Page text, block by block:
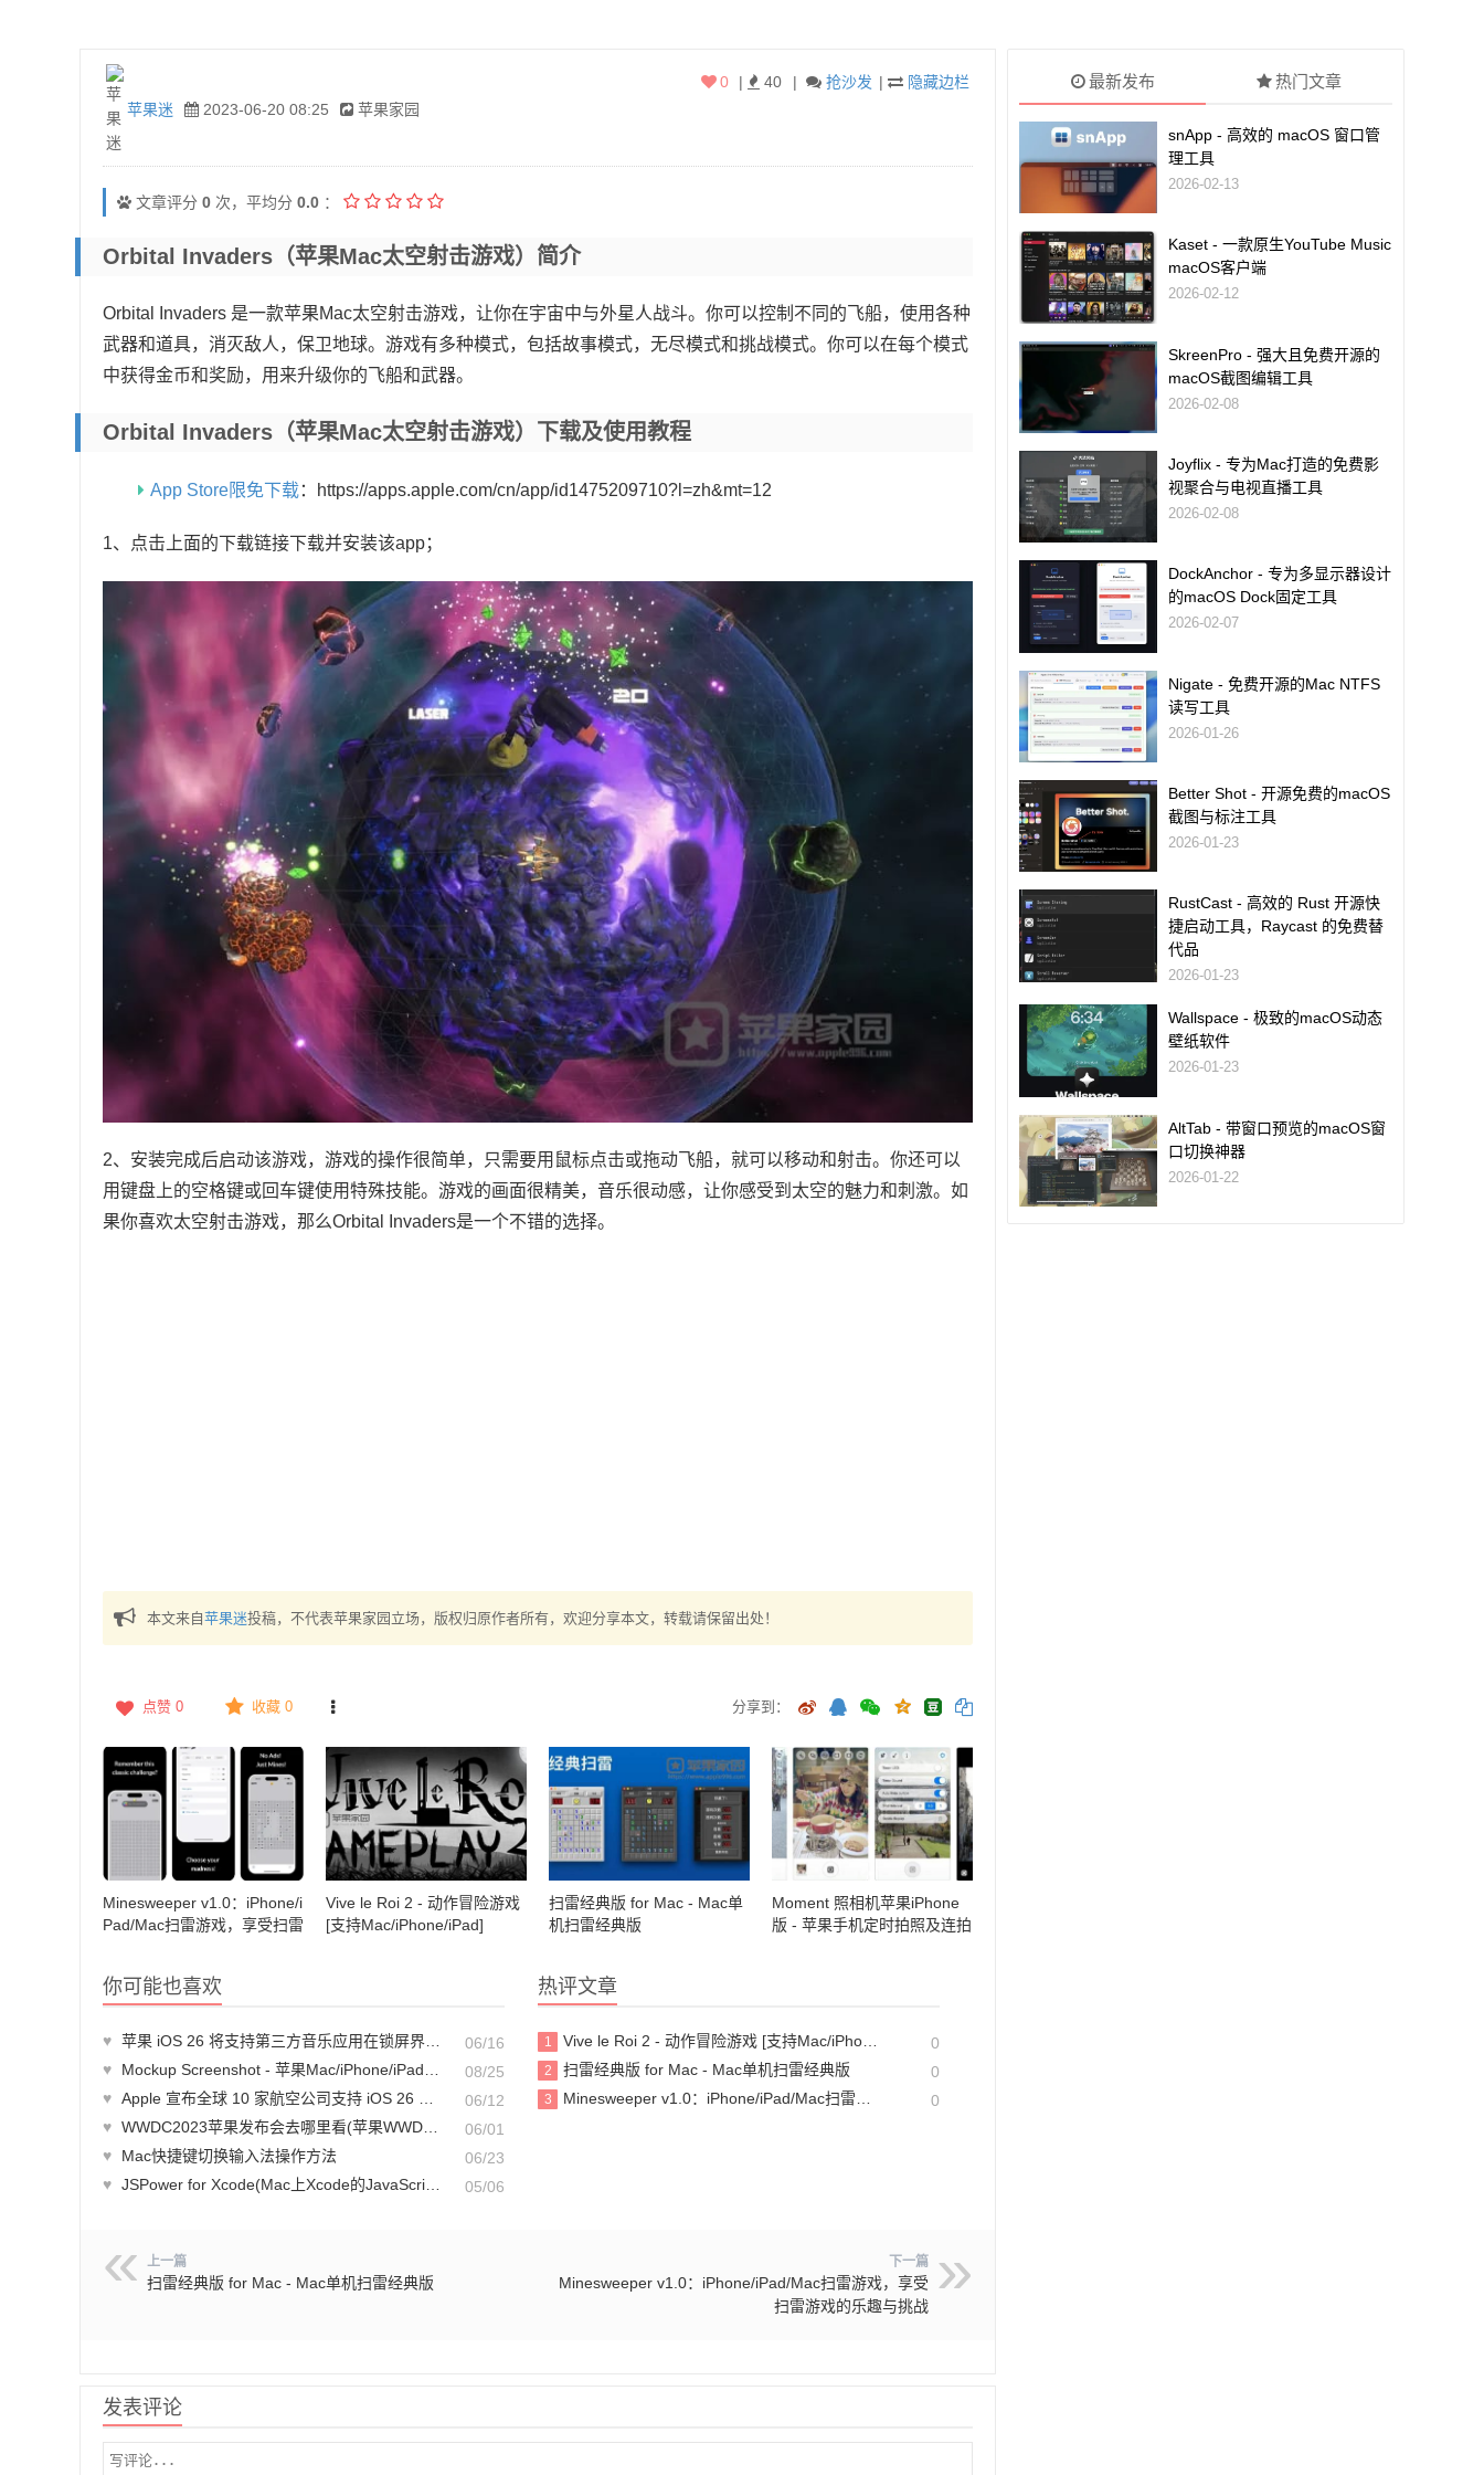
苹果迷 2023-06-20 08:25 苹果家园
| 隐藏边栏
| 抢沙发
| 40
0
文章评分 0 次，平均分 0.0 ：
Orbital Invaders（苹果Mac太空射击游戏）简介
Orbital Invaders 是一款苹果Mac太空射击游戏，让你在宇宙中与外星人战斗。你可以控制不同的飞船，使用各种
武器和道具，消灭敌人，保卫地球。游戏有多种模式，包括故事模式，无尽模式和挑战模式。你可以在每个模式
中获得金币和奖励，用来升级你的飞船和武器。
Orbital Invaders（苹果Mac太空射击游戏）下载及使用教程
App Store限免下载：https://apps.apple.com/cn/app/id1475209710?l=zh&mt=12
1、点击上面的下载链接下载并安装该app；
2、安装完成后启动该游戏，游戏的操作很简单，只需要用鼠标点击或拖动飞船，就可以移动和射击。你还可以
用键盘上的空格键或回车键使用特殊技能。游戏的画面很精美，音乐很动感，让你感受到太空的魅力和刺激。如
果你喜欢太空射击游戏，那么Orbital Invaders是一个不错的选择。
本文来自苹果迷投稿，不代表苹果家园立场，版权归原作者所有，欢迎分享本文，转载请保留出处！
点赞 0 收藏 0 分享到：
Minesweeper v1.0：iPhone/i
Pad/Mac扫雷游戏，享受扫雷
Vive le Roi 2 - 动作冒险游戏
[支持Mac/iPhone/iPad]
扫雷经典版 for Mac - Mac单
机扫雷经典版
Moment 照相机苹果iPhone
版 - 苹果手机定时拍照及连拍
你可能也喜欢
♥ 苹果 iOS 26 将支持第三方音乐应用在锁屏界面显示动态专辑封面
06/16
♥
Mockup Screenshot - 苹果Mac/iPhone/iPad带壳截图制作软件
08/25
♥ Apple 宣布全球 10 家航空公司支持 iOS 26 升级版登机证
06/12
♥ WWDC2023苹果发布会去哪里看(苹果WWDC2023直播收看方法汇总)
06/01
♥
Mac快捷键切换输入法操作方法
06/23
♥ JSPower for Xcode(Mac上Xcode的JavaScript开发接口扩展) 05/06
热评文章
1 Vive le Roi 2 - 动作冒险游戏 [支持Mac/iPhone/iPad] 0
2 扫雷经典版 for Mac - Mac单机扫雷经典版 0
3 Minesweeper v1.0：iPhone/iPad/Mac扫雷游戏，享受扫雷游戏的乐趣与挑战 0
上一篇
扫雷经典版 for Mac - Mac单机扫雷经典版
下一篇
Minesweeper v1.0：iPhone/iPad/Mac扫雷游戏，享受
扫雷游戏的乐趣与挑战
发表评论
最新发布 热门文章
snApp - 高效的 macOS 窗口管
理工具
2026-02-13
Kaset - 一款原生YouTube Music
macOS客户端
2026-02-12
SkreenPro - 强大且免费开源的
macOS截图编辑工具
2026-02-08
Joyflix - 专为Mac打造的免费影
视聚合与电视直播工具
2026-02-08
DockAnchor - 专为多显示器设计
的macOS Dock固定工具
2026-02-07
Nigate - 免费开源的Mac NTFS
读写工具
2026-01-26
Better Shot - 开源免费的macOS
截图与标注工具
2026-01-23
RustCast - 高效的 Rust 开源快
捷启动工具，Raycast 的免费替
代品
2026-01-23
Wallspace - 极致的macOS动态
壁纸软件
2026-01-23
AltTab - 带窗口预览的macOS窗
口切换神器
2026-01-22